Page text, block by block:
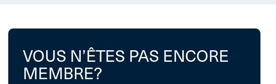
VOUS N’ÊTES PAS ENCORE
MEMBRE?